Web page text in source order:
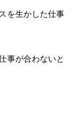
を生かした仕事
事が合わないと